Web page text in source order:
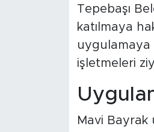
Tepebaşı
katılmaya
uygulamaya
işletmeleri
Mavi Bayrak